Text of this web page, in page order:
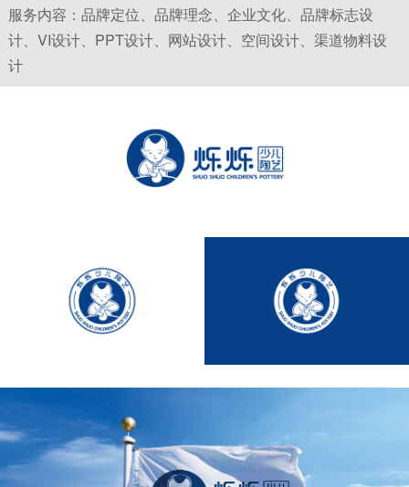
服务内容：品牌定位、品牌理念、企业文化、品牌标志设
计、VI设计、PPT设计、网站设计、空间设计、渠道物料设
计